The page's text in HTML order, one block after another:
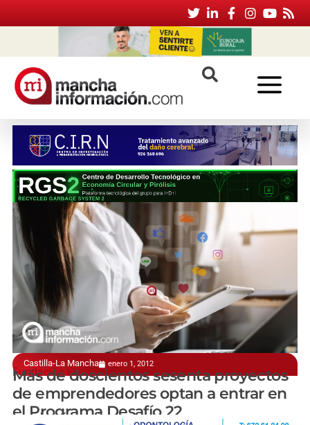
Castilla-La Mancha enero 1, 2012
Fundación Horizonte XXII de Globalcaja
Más de doscientos sesenta proyectos
de emprendedores optan a entrar en
el Programa Desafío 22
manchainformacion.com